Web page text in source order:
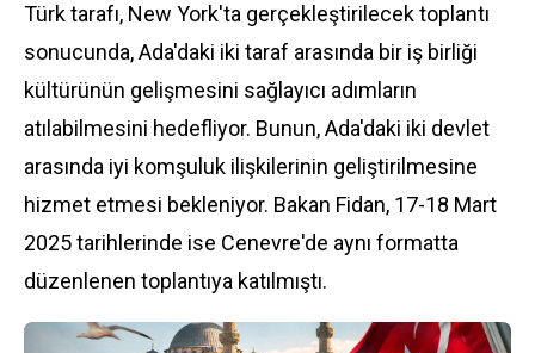
Türk tarafı, New York'ta gerçekleştirilecek toplantı
sonucunda, Ada'daki iki taraf arasında bir iş birliği
kültürünün gelişmesini sağlayıcı adımların
atılabilmesini hedefliyor. Bunun, Ada'daki iki devlet
arasında iyi komşuluk ilişkilerinin geliştirilmesine
hizmet etmesi bekleniyor. Bakan Fidan, 17-18 Mart
2025 tarihlerinde ise Cenevre'de aynı formatta
düzenlenen toplantıya katılmıştı.